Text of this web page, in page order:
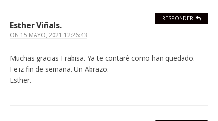
Esther Viñals.
ON 15 MAYO, 2021 12:26:43
Muchas gracias Frabisa. Ya te contaré como han quedado.
Feliz fin de semana. Un Abrazo.
Esther.
RESPONDER